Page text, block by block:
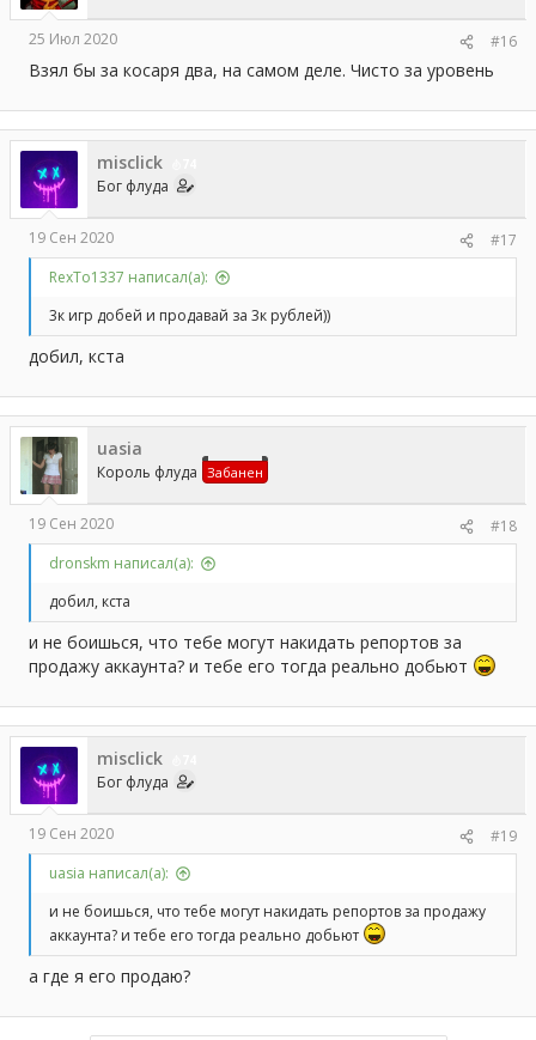
25 Июл 2020 #16
Взял бы за косаря два, на самом деле. Чисто за уровень
misclick
Бог флуда
19 Сен 2020
#17
RexTo1337 написал(а):
3к игр добей и продавай за 3к рублей))
добил, кста
uasia
Король флуда Забанен
19 Сен 2020
#18
dronskm написал(а):
добил, кста
и не боишься, что тебе могут накидать репортов за
продажу аккаунта? и тебе его тогда реально добьют
misclick
Бог флуда
19 Сен 2020
#19
uasia написал(а):
и не боишься, что тебе могут накидать репортов за продажу
аккаунта? и тебе его тогда реально добьют
а где я его продаю?